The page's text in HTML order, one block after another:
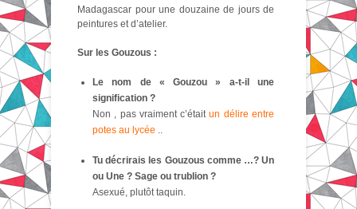
Madagascar pour une douzaine de jours de
peintures et d’atelier.
Sur les Gouzous :
Le nom de « Gouzou » a-t-il une
signification ?
Non , pas vraiment c’étaitun délire entre
potes au lycée ..
Tu décrirais les Gouzous comme …? Un
ou Une ? Sage ou trublion ?
Asexué, plutôt taquin.